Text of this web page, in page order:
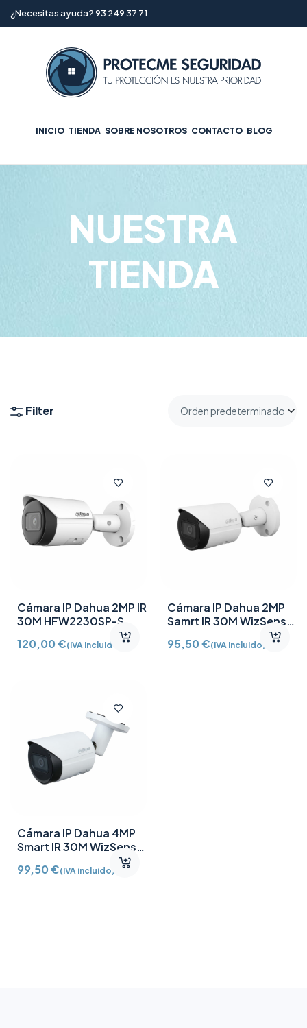
¿Necesitas ayuda? 93 249 37 71
INICIO TIENDA SOBRE NOSOTROS CONTACTO BLOG
NUESTRA
TIENDA
Filter
Cámara IP Dahua 2MP IR
30M HFW2230SP-S
120,00€(IVA incluido)
Cámara IP Dahua 2MP
Samrt IR 30M WizSense
95,50€(IVA incluido)
Cámara IP Dahua 4MP
Smart IR 30M WizSense
99,50€(IVA incluido)